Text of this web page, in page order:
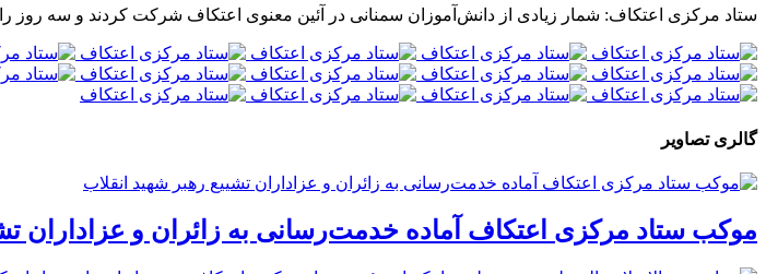
ستاد مرکزی اعتکاف: شمار زیادی از دانش‌آموزان سمنانی در آئین معنوی اعتکاف شرکت کردند و سه روز
گالری تصاویر
موکب ستاد مرکزی اعتکاف آماده خدمت‌رسانی به زائران و عزاداران